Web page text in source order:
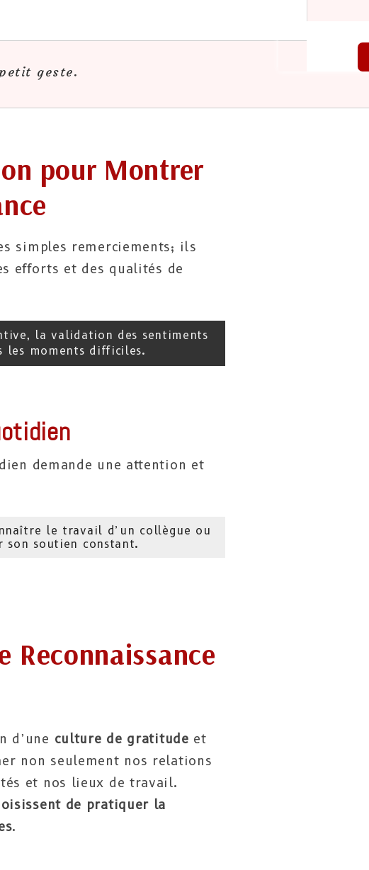
geste.
pour Montrer
simples remerciements; ils
efforts et des qualités de
la validation des sentiments
les moments difficiles.
demande une attention et
le travail d’un collègue ou
son soutien constant.
Reconnaissance
d’une culture de gratitude et
non seulement nos relations
et nos lieux de travail.
de pratiquer la
.